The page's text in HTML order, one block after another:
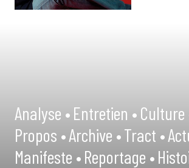
Analyse •Entretien •Culture
Propos •Archive •Tract •
Manifeste •Reportage •